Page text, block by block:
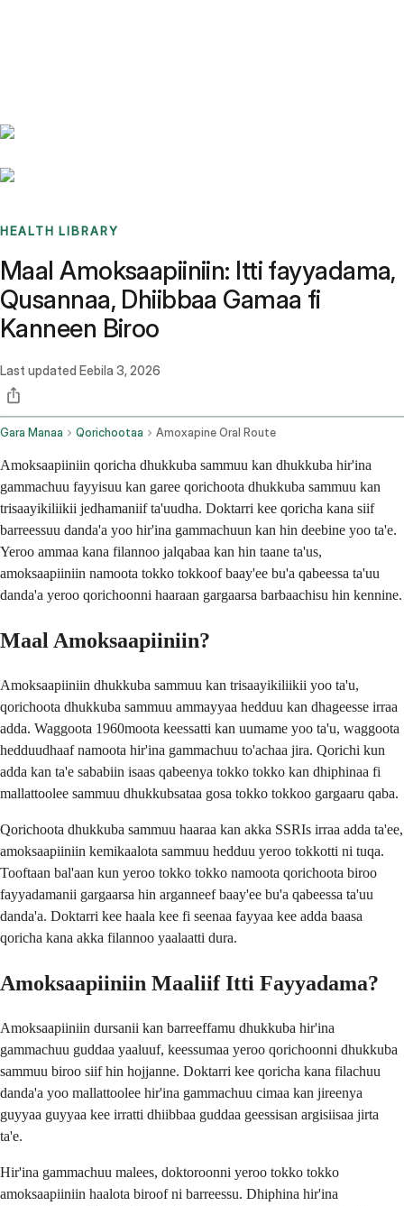
HEALTH LIBRARY
Maal Amoksaapiiniin: Itti fayyadama,
Qusannaa, Dhiibbaa Gamaa fi
Kanneen Biroo
Last updated Eebila 3, 2026
Gara Manaa Qorichootaa Amoxapine Oral Route
Amoksaapiiniin qoricha dhukkuba sammuu kan dhukkuba hir'ina
gammachuu fayyisuu kan garee qorichoota dhukkuba sammuu kan
trisaayikiliikii jedhamaniif ta'uudha. Doktarri kee qoricha kana siif
barreessuu danda'a yoo hir'ina gammachuun kan hin deebine yoo ta'e.
Yeroo ammaa kana filannoo jalqabaa kan hin taane ta'us,
amoksaapiiniin namoota tokko tokkoof baay'ee bu'a qabeessa ta'uu
danda'a yeroo qorichoonni haaraan gargaarsa barbaachisu hin kennine.
Maal Amoksaapiiniin?
Amoksaapiiniin dhukkuba sammuu kan trisaayikiliikii yoo ta'u,
qorichoota dhukkuba sammuu ammayyaa hedduu kan dhageesse irraa
adda. Waggoota 1960moota keessatti kan uumame yoo ta'u, waggoota
hedduudhaaf namoota hir'ina gammachuu to'achaa jira. Qorichi kun
adda kan ta'e sababiin isaas qabeenya tokko tokko kan dhiphinaa fi
mallattoolee sammuu dhukkubsataa gosa tokko tokkoo gargaaru qaba.
Qorichoota dhukkuba sammuu haaraa kan akka SSRIs irraa adda ta'ee,
amoksaapiiniin kemikaalota sammuu hedduu yeroo tokkotti ni tuqa.
Tooftaan bal'aan kun yeroo tokko tokko namoota qorichoota biroo
fayyadamanii gargaarsa hin arganneef baay'ee bu'a qabeessa ta'uu
danda'a. Doktarri kee haala kee fi seenaa fayyaa kee adda baasa
qoricha kana akka filannoo yaalaatti dura.
Amoksaapiiniin Maaliif Itti Fayyadama?
Amoksaapiiniin dursanii kan barreeffamu dhukkuba hir'ina
gammachuu guddaa yaaluuf, keessumaa yeroo qorichoonni dhukkuba
sammuu biroo siif hin hojjanne. Doktarri kee qoricha kana filachuu
danda'a yoo mallattoolee hir'ina gammachuu cimaa kan jireenya
guyyaa guyyaa kee irratti dhiibbaa guddaa geessisan argisiisaa jirta
ta'e.
Hir'ina gammachuu malees, doktoroonni yeroo tokko tokko
amoksaapiiniin haalota biroof ni barreessu. Dhiphina hir'ina